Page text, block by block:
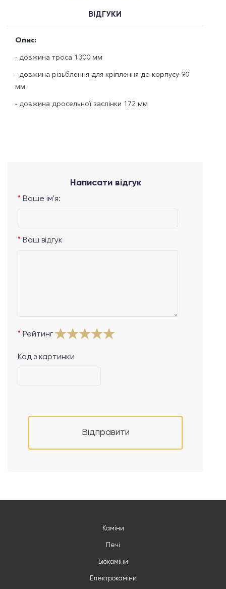
ВІДГУКИ
Опис:
- довжина троса 1300 мм
- довжина різьблення для кріплення до корпусу 90
мм
- довжина дросельної заслінки 172 мм
Написати відгук
Ваше ім'я:
Ваш відгук
Рейтинг
Код з картинки
Відправити
Каміни
Печі
Біокаміни
Електрокаміни